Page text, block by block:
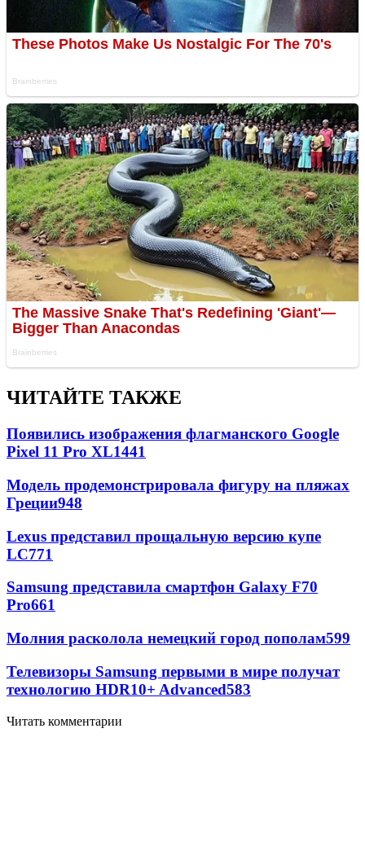
ЧИТАЙТЕ ТАКЖЕ
Появились изображения флагманского Google
Pixel 11 Pro XL1441
Модель продемонстрировала фигуру на пляжах
Греции948
Lexus представил прощальную версию купе
LC771
Samsung представила смартфон Galaxy F70
Pro661
Молния расколола немецкий город пополам599
Телевизоры Samsung первыми в мире получат
технологию HDR10+ Advanced583
Читать комментарии